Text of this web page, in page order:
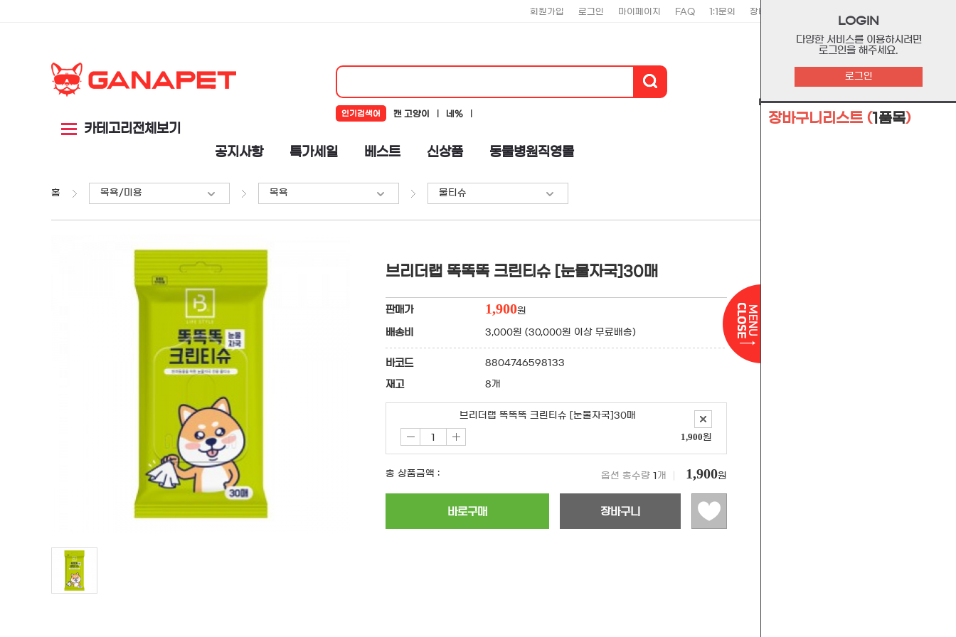
카테고리전체보기
LOGIN
다양한 서비스를 이용하시려면
로그인을 해주세요.
로그인
장바구니리스트 (1품목)
회원가입 로그인 마이페이지 FAQ 1:1문의 장바구니
인기검색어 캔 고양이 네%
뉴알엑스 코어
도기맨
%ub124%ucd94%ub7f4%ucf54%uc5b4
마이페이지
0
장바구니 고객센터
공지사항 특가세일 베스트 신상품 동물병원직영몰
홈 목욕/미용 목욕 물티슈
브리더랩 똑똑똑 크린티슈 [눈물자국]30매
판매가 1,900원
배송비 3,000원 (30,000원 이상 무료배송)
바코드 8804746598133
재고 8개
브리더랩 똑똑똑 크린티슈 [눈물자국]30매
1,900원
총 상품금액 : 옵션 총수량 1 개 │ 1,900원